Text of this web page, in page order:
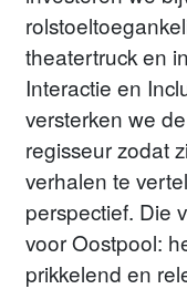
theatertruck en
Interactie en
versterken we
regisseur zodat
verhalen te
perspectief. Die
voor Oostpool:
prikkelend en